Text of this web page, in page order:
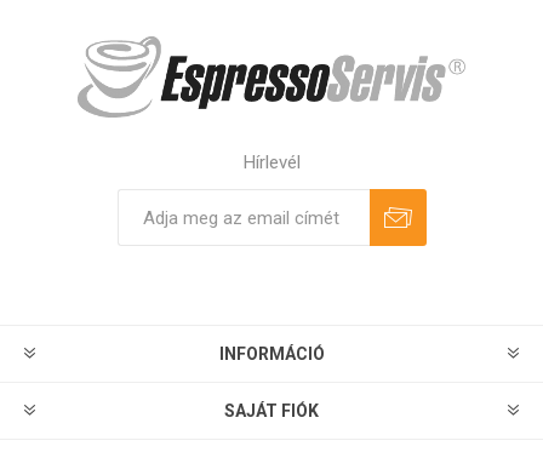
Hírlevél
INFORMÁCIÓ
SAJÁT FIÓK